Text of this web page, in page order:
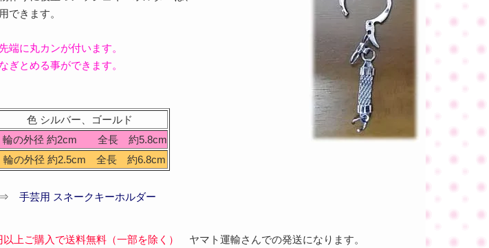
できます。
端に丸カンが付います。
ぎとめる事ができます。
色 シルバー、ゴールド
の外径 約2cm 全長 約5.8cm
の外径 約2.5cm 全長 約6.8cm
⇒ 手芸用 スネークキーホルダー
上ご購入で送料無料（一部を除く）
ヤマト運輸さんでの発送になります。